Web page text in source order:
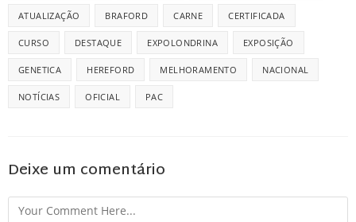
ATUALIZAÇÃO BRAFORD CARNE CERTIFICADA
CURSO DESTAQUE EXPOLONDRINA EXPOSIÇÃO
GENETICA HEREFORD MELHORAMENTO NACIONAL
NOTÍCIAS OFICIAL PAC
Deixe um comentário